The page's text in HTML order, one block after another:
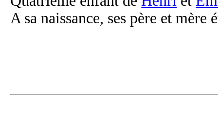
A sa naissance, ses père et mère